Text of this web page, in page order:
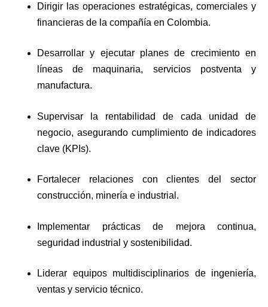
Dirigir las operaciones estratégicas, comerciales y
financieras de la compañía en Colombia.
Desarrollar y ejecutar planes de crecimiento en
líneas de maquinaria, servicios postventa y
manufactura.
Supervisar la rentabilidad de cada unidad de
negocio, asegurando cumplimiento de indicadores
clave (KPIs).
Fortalecer relaciones con clientes del sector
construcción, minería e industrial.
Implementar prácticas de mejora continua,
seguridad industrial y sostenibilidad.
Liderar equipos multidisciplinarios de ingeniería,
ventas y servicio técnico.